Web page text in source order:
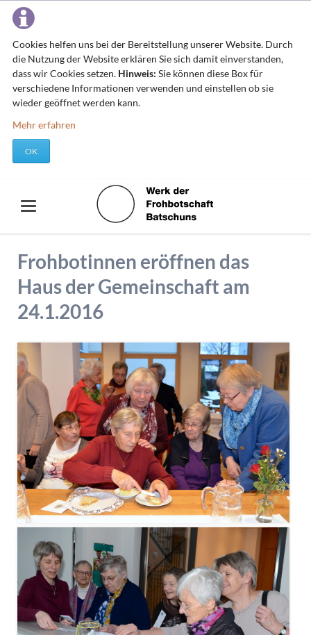
Cookies helfen uns bei der Bereitstellung unserer Website. Durch
die Nutzung der Website erklären Sie sich damit einverstanden,
dass wir Cookies setzen. Hinweis: Sie können diese Box für
verschiedene Informationen verwenden und einstellen ob sie
wieder geöffnet werden kann.
Mehr erfahren
OK
Frohbotinnen eröffnen das
Haus der Gemeinschaft am
24.1.2016